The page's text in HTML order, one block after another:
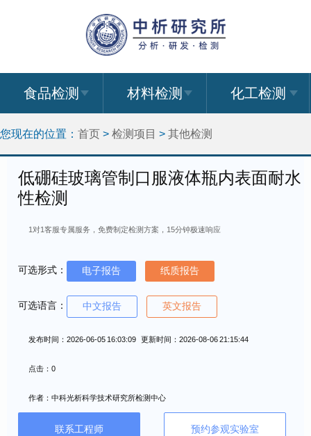
食品检测 材料检测 化工检测
您现在的位置： 首页 > 检测项目 > 其他检测
低硼硅玻璃管制口服液体瓶内表面耐水
性检测
1对1客服专属服务，免费制定检测方案，15分钟极速响应
可选形式： 电子报告 纸质报告
可选语言： 中文报告 英文报告
发布时间：2026-06-05 16:03:09 更新时间：2026-08-06 21:15:44
点击：0
作者：中科光析科学技术研究所检测中心
联系工程师 预约参观实验室